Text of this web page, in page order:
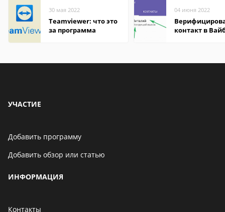
30 мая 2022
Teamviewer: что это
за программа
04 июня 2022
контакт в
УЧАСТИЕ
Добавить программу
Добавить обзор или статью
ИНФОРМАЦИЯ
Контакты